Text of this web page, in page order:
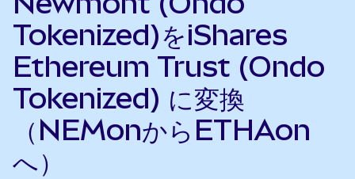
Tokenized)をiShares
Ethereum Trust (Ondo
Tokenized) に変換
（NEMonからETHAon
へ）